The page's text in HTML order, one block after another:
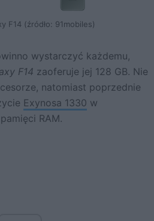
F14 (źródło: 91mobiles)
wystarczyć każdemu,
F14 zaoferuje jej 128 GB. Nie
natomiast poprzednie
Exynosa 1330 w
RAM.